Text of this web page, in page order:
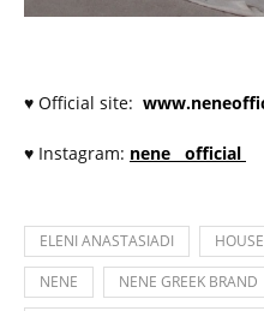
♥ Official site:
♥ Instagram: nene__official
ELENI ANASTASIADI
NENE
NENE GREEK BRAND